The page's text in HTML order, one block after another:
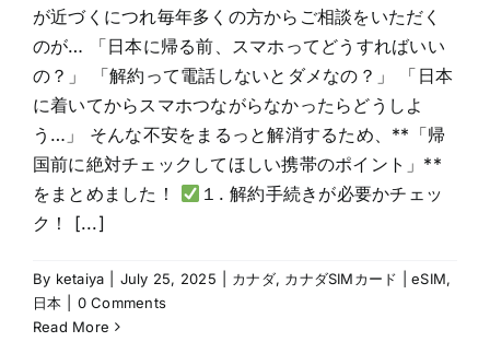
が近づくにつれ毎年多くの方からご相談をいただく
のが… 「日本に帰る前、スマホってどうすればいい
の？」 「解約って電話しないとダメなの？」 「日本
に着いてからスマホつながらなかったらどうしよ
う…」 そんな不安をまるっと解消するため、**「帰
国前に絶対チェックしてほしい携帯のポイント」**
をまとめました！
１. 解約手続きが必要かチェッ
ク！ [...]
By ketaiya July 25, 2025 カナダ, カナダSIMカード | eSIM,
日本
0 Comments
Read More